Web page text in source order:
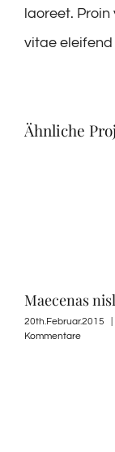
laoreet.
vitae eleifend
Ähnliche
Maecenas
20th.Februar.2015
Kommentare